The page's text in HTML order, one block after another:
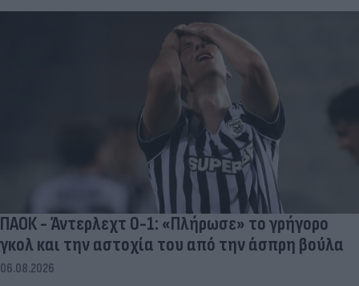
ΠΑΟΚ - Άντερλεχτ 0-1: «Πλήρωσε» το γρήγορο
γκολ και την αστοχία του από την άσπρη βούλα
06.08.2026